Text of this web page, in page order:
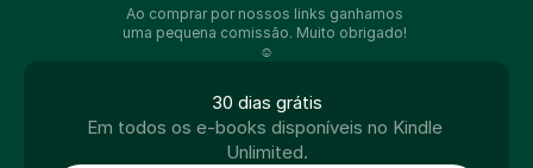
Ao comprar por nossos links ganhamos
uma pequena comissão. Muito obrigado!
☺️
30 dias grátis
Em todos os e-books disponíveis no Kindle
Unlimited.